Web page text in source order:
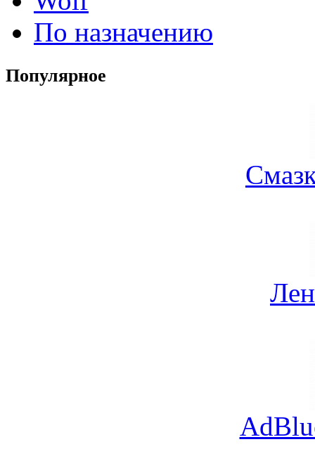
По назначению
Популярное